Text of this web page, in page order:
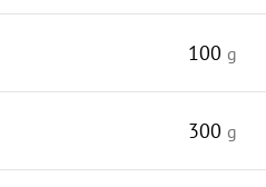
100 g
300 g